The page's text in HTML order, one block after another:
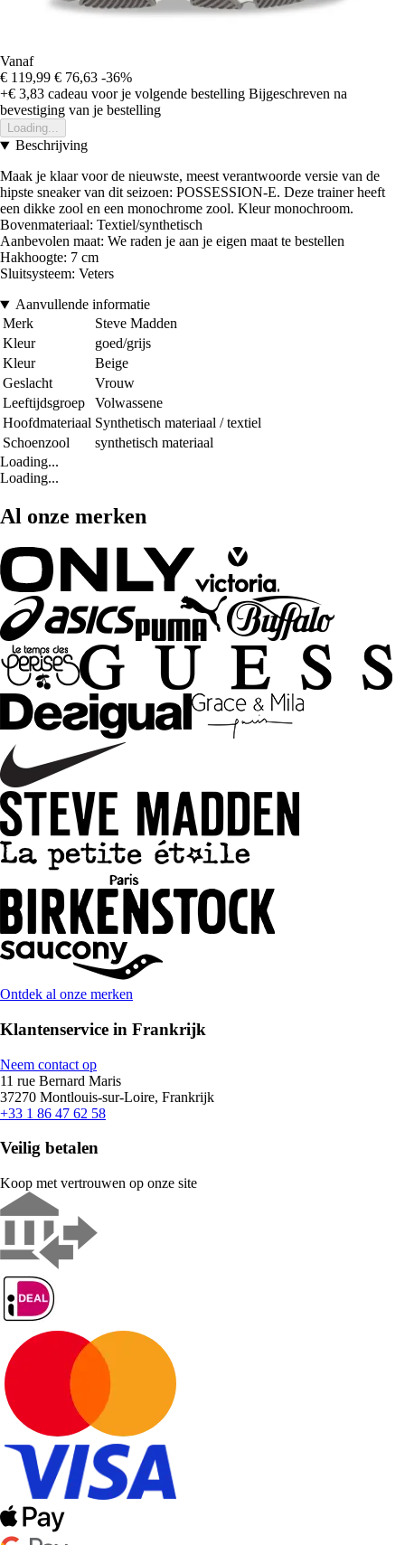
Vanaf
€ 119,99 € 76,63 -36%
+€ 3,83 cadeau voor je volgende bestelling Bijgeschreven na
bevestiging van je bestelling
Loading...
Beschrijving
Maak je klaar voor de nieuwste, meest verantwoorde versie van de
hipste sneaker van dit seizoen: POSSESSION-E. Deze trainer heeft
een dikke zool en een monochrome zool. Kleur monochroom.
Bovenmateriaal: Textiel/synthetisch
Aanbevolen maat: We raden je aan je eigen maat te bestellen
Hakhoogte: 7 cm
Sluitsysteem: Veters
Aanvullende informatie
Merk
Steve Madden
Kleur
goed/grijs
Kleur
Beige
Geslacht
Vrouw
Leeftijdsgroep
Volwassene
Hoofdmateriaal Synthetisch materiaal / textiel
Schoenzool
synthetisch materiaal
Loading...
Loading...
Al onze merken
Ontdek al onze merken
Klantenservice in Frankrijk
Neem contact op
11 rue Bernard Maris
37270 Montlouis-sur-Loire, Frankrijk
+33 1 86 47 62 58
Veilig betalen
Koop met vertrouwen op onze site